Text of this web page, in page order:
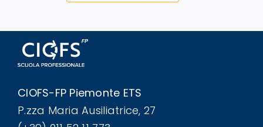
CIOFS-FP Piemonte ETS
P.zza Maria Ausiliatrice, 27